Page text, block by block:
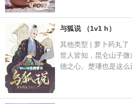
与狐说 （1v1 h）
其他类型 | 萝卜药丸了
世人皆知，昆仑山子
德之心。楚璠也是这么